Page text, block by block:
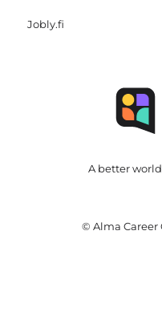
Jobly.fi
A better
© Alma Career